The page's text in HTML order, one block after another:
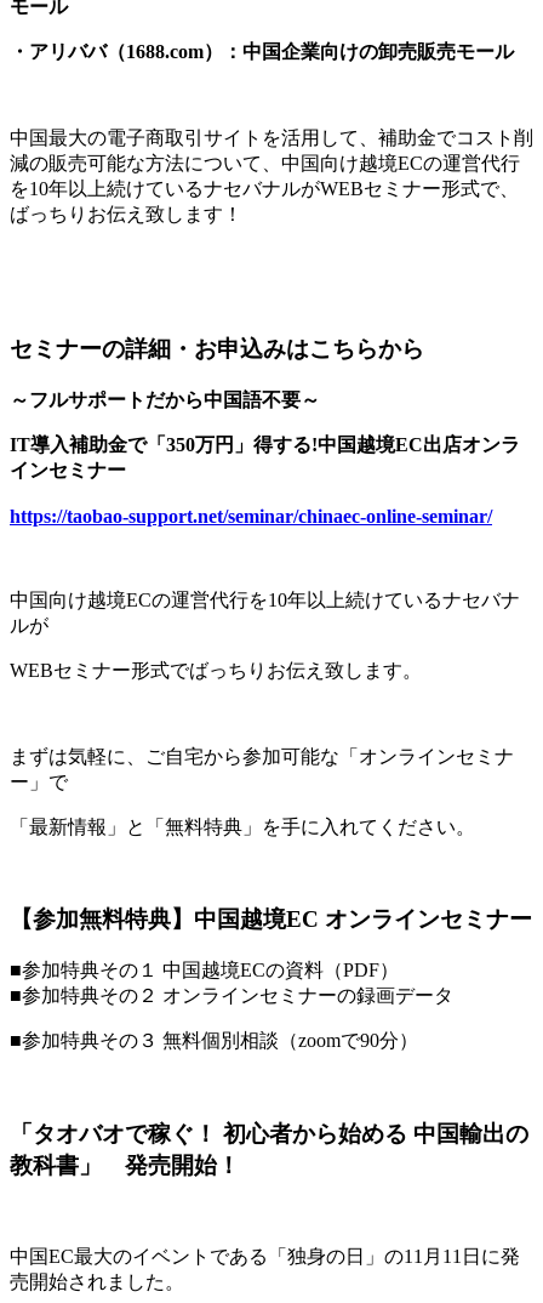
モール
・アリババ（1688.com）：中国企業向けの卸売販売モール
中国最大の電子商取引サイトを活用して、補助金でコスト削
減の販売可能な方法について、中国向け越境ECの運営代行
を10年以上続けているナセバナルがWEBセミナー形式で、
ばっちりお伝え致します！
セミナーの詳細・お申込みはこちらから
～フルサポートだから中国語不要～
IT導入補助金で「350万円」得する!中国越境EC出店オンラ
インセミナー
https://taobao-support.net/seminar/chinaec-online-seminar/
中国向け越境ECの運営代行を10年以上続けているナセバナ
ルが
WEBセミナー形式でばっちりお伝え致します。
まずは気軽に、ご自宅から参加可能な「オンラインセミナ
ー」で
「最新情報」と「無料特典」を手に入れてください。
【参加無料特典】中国越境EC オンラインセミナー
■参加特典その１ 中国越境ECの資料（PDF）
■参加特典その２ オンラインセミナーの録画データ
■参加特典その３ 無料個別相談（zoomで90分）
「タオバオで稼ぐ！ 初心者から始める 中国輸出の
教科書」 発売開始！
中国EC最大のイベントである「独身の日」の11月11日に発
売開始されました。